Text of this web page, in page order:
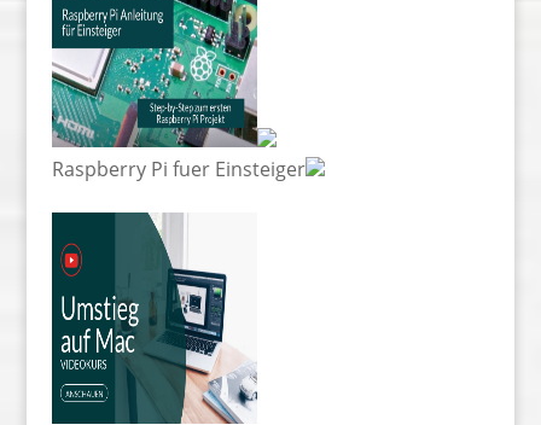
Raspberry Pi fuer Einsteiger